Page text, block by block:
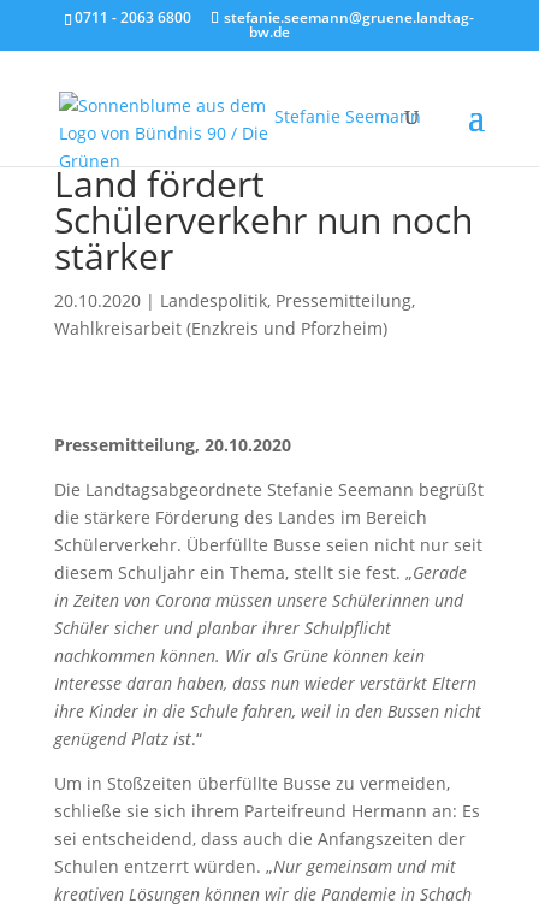
0711 - 2063 6800 stefanie.seemann@gruene.landtag-
bw.de
Stefanie Seemann
Land fördert
Schülerverkehr nun noch
stärker
20.10.2020| Landespolitik, Pressemitteilung,
Wahlkreisarbeit (Enzkreis und Pforzheim)
Pressemitteilung, 20.10.2020
Die Landtagsabgeordnete Stefanie Seemann begrüßt
die stärkere Förderung des Landes im Bereich
Schülerverkehr. Überfüllte Busse seien nicht nur seit
diesem Schuljahr ein Thema, stellt sie fest. „Gerade
in Zeiten von Corona müssen unsere Schülerinnen und
Schüler sicher und planbar ihrer Schulpflicht
nachkommen können. Wir als Grüne können kein
Interesse daran haben, dass nun wieder verstärkt Eltern
ihre Kinder in die Schule fahren, weil in den Bussen nicht
genügend Platz ist.“
Um in Stoßzeiten überfüllte Busse zu vermeiden,
schließe sie sich ihrem Parteifreund Hermann an: Es
sei entscheidend, dass auch die Anfangszeiten der
Schulen entzerrt würden. „Nur gemeinsam und mit
kreativen Lösungen können wir die Pandemie in Schach